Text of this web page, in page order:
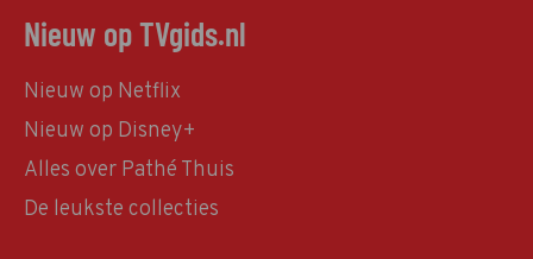
Nieuw op TVgids.nl
Nieuw op Netflix
Nieuw op Disney+
Alles over Pathé Thuis
De leukste collecties